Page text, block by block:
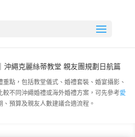
沖繩克麗絲蒂教堂 親友團規劃日航篇
點，包括教堂儀式、婚禮套裝、婚宴攝影、
不同沖繩婚禮或海外婚禮方案，可先參考愛
、預算及親友人數建議合適流程。